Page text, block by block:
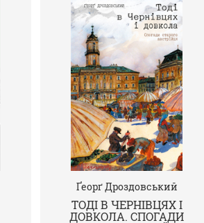
Ґеорґ Дроздовський
ТОДІ В ЧЕРНІВЦЯХ І
ДОВКОЛА. СПОГАДИ